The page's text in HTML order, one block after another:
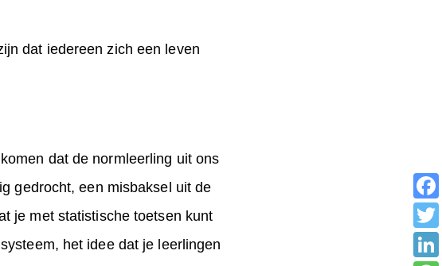
dat iedereen zich een leven
dat de normleerling uit ons
gedrocht, een misbaksel uit de
je met statistische toetsen kunt
het idee dat je leerlingen